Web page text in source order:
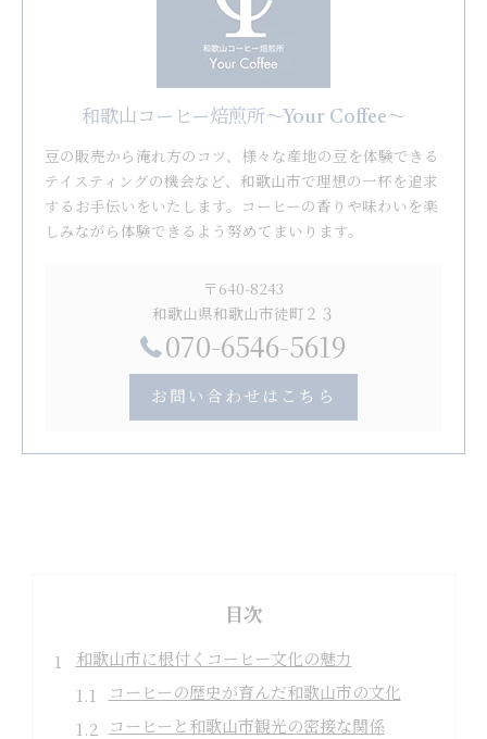
和歌山コーヒー焙煎所〜Your Coffee〜
豆の販売から淹れ方のコツ、様々な産地の豆を体験できる
テイスティングの機会など、和歌山市で理想の一杯を追求
するお手伝いをいたします。コーヒーの香りや味わいを楽
しみながら体験できるよう努めてまいります。
〒640-8243
和歌山県和歌山市徒町２３
070-6546-5619
お問い合わせはこちら
目次
和歌山市に根付くコーヒー文化の魅力
コーヒーの歴史が育んだ和歌山市の文化
コーヒーと和歌山市観光の密接な関係